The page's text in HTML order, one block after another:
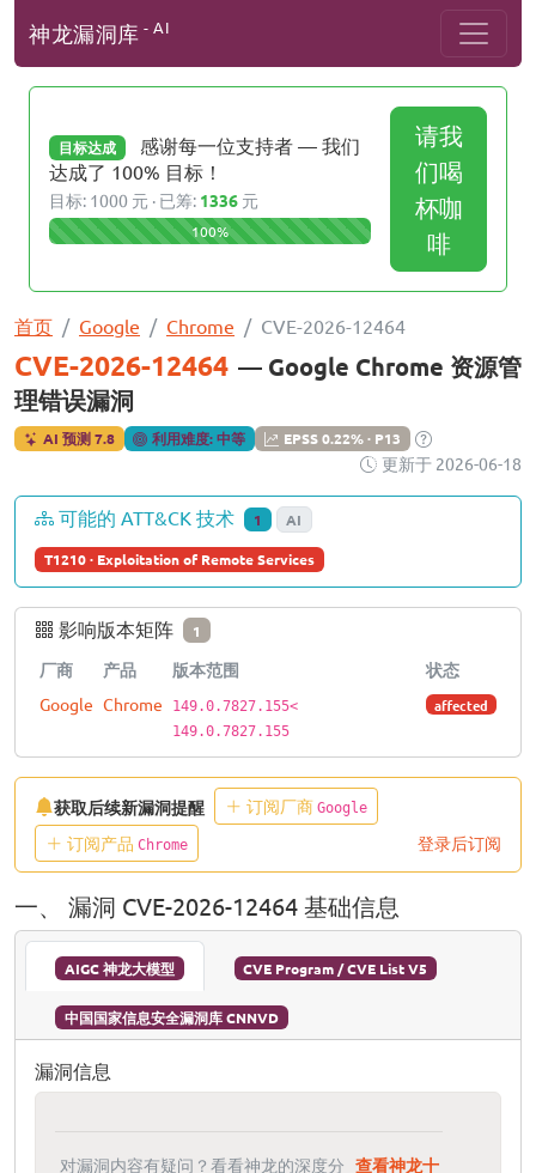
神龙漏洞库 - AI
目标达成
感谢每一位支持者 — 我们
达成了 100% 目标！
目标: 1000 元 · 已筹: 1336 元
100%
请我
们喝
杯咖
啡
首页 Google Chrome CVE-2026-12464
CVE-2026-12464 — Google Chrome 资源管
理错误漏洞
AI 预测 7.8 利用难度: 中等 EPSS 0.22% · P13
更新于 2026-06-18
可能的 ATT&CK 技术 1 AI
T1210 · Exploitation of Remote Services
影响版本矩阵 1
厂商 产品 版本范围
状态
Google Chrome
149.0.7827.155<
149.0.7827.155
affected
获取后续新漏洞提醒 订阅厂商 Google
订阅产品 Chrome 登录后订阅
一、 漏洞 CVE-2026-12464 基础信息
AIGC 神龙大模型 CVE Program / CVE List V5
中国国家信息安全漏洞库 CNNVD
漏洞信息
对漏洞内容有疑问？看看神龙的深度分 查看神龙十